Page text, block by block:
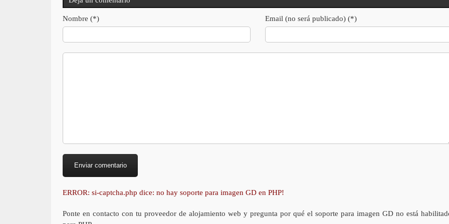
Nombre (*) Email (no será publicado) (*)
ERROR: si-captcha.php dice: no hay soporte para imagen GD en PHP!
Ponte en contacto con tu proveedor de alojamiento web y pregunta por qué el soporte para imagen GD no está